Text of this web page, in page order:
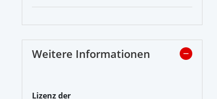
Weitere Informationen
Lizenz der